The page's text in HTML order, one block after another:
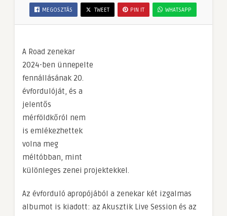
MEGOSZTÁS TWEET PIN IT WHATSAPP
A Road zenekar
2024-ben ünnepelte
fennállásának 20.
évfordulóját, és a
jelentős
mérföldkőról nem
is emlékezhettek
volna meg
méltóbban, mint
különleges zenei projektekkel.
Az évforduló apropójából a zenekar két izgalmas
albumot is kiadott: az Akusztik Live Session és az